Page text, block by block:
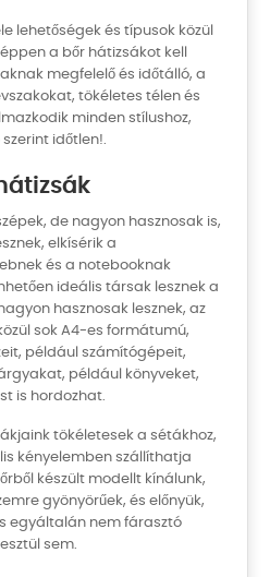
lehetőségek és típusok közül
a bőr hátizsákot kell
megfelelő és időtálló, a
tökéletes télen és
minden stílushoz,
időtlen!.
de nagyon hasznosak is,
elkísérik a
és a notebooknak
ideális társak lesznek a
hasznosak lesznek, az
sok A4-es formátumú,
például számítógépeit,
például könyveket,
is hordozhat.
tökéletesek a sétákhoz,
kényelemben szállíthatja
készült modellt kínálunk,
gyönyörűek, és előnyük,
egyáltalán nem fárasztó
sem.